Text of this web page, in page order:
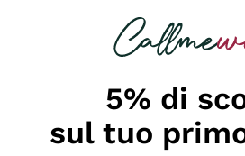
5% di
sul tuo